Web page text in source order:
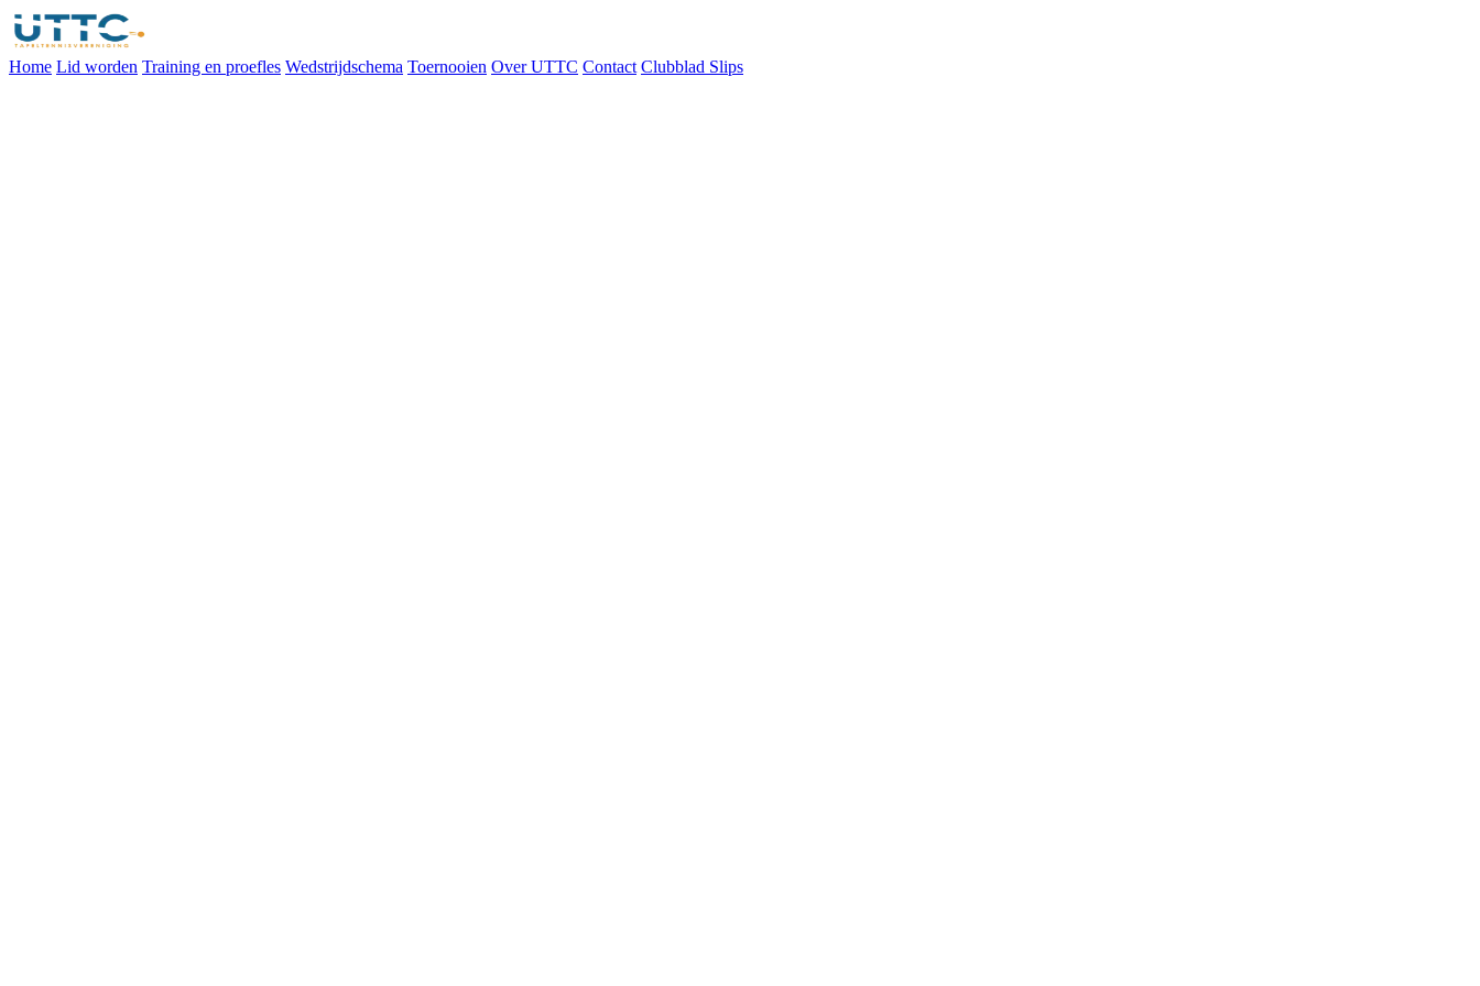
Home Lid worden Training en proefles Wedstrijdschema Toernooien Over UTTC Contact Clubblad Slips